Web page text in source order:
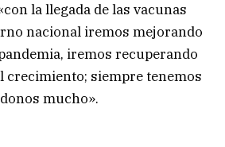
la llegada de las vacunas
nacional iremos mejorando
iremos recuperando
crecimiento; siempre tenemos
mucho».